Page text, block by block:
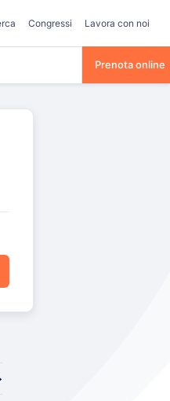
Congressi Lavora con noi
Prenota online